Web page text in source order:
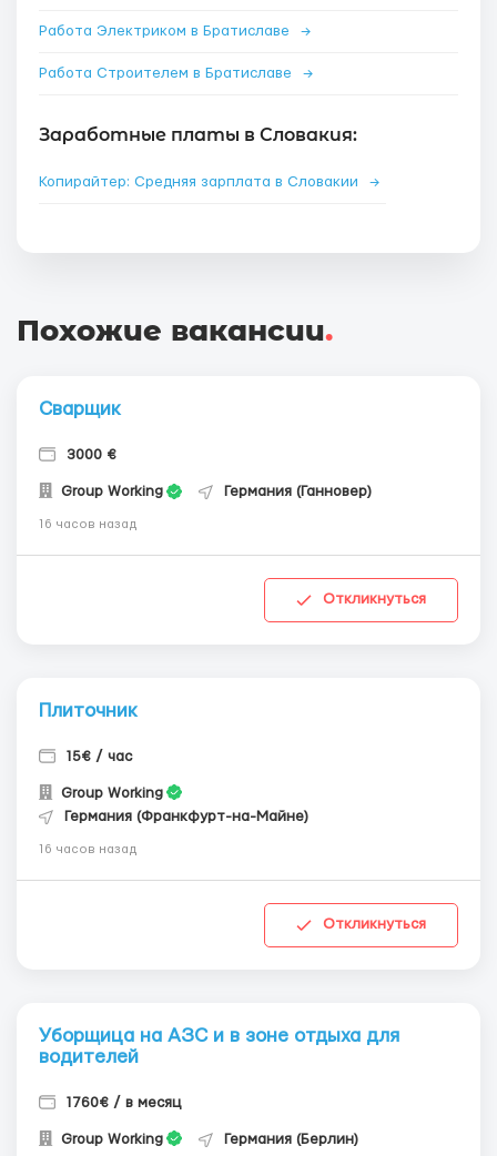
Работа Электриком в Братиславе →
Работа Строителем в Братиславе →
Заработные платы в Словакия:
Копирайтер: Средняя зарплата в Словакии →
Похожие вакансии.
Сварщик
3000 €
Group Working Германия (Ганновер)
16 часов назад
Откликнуться
Плиточник
15€ / час
Group Working
Германия (Франкфурт-на-Майне)
16 часов назад
Откликнуться
Уборщица на АЗС и в зоне отдыха для
водителей
1760€ / в месяц
Group Working Германия (Берлин)